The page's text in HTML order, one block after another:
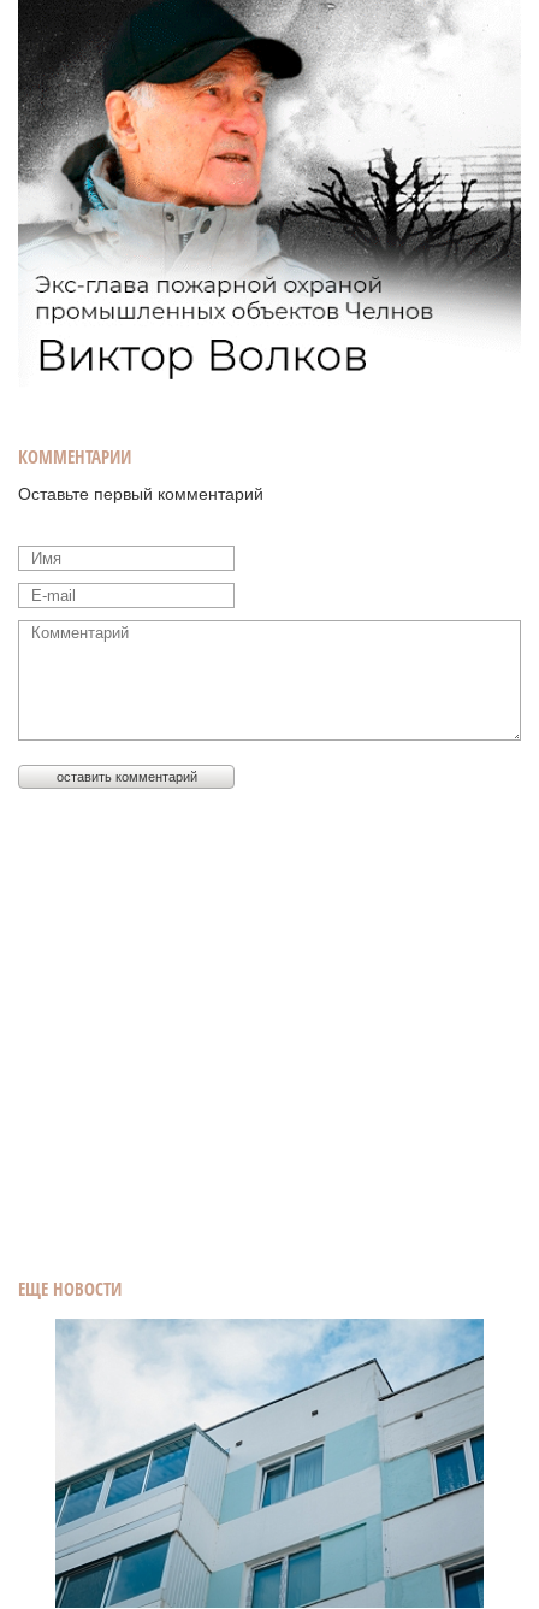
ЕЩЕ НОВОСТИ
КОММЕНТАРИИ
Оставьте первый комментарий